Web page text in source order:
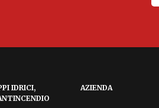
IDRICI,
AZIENDA